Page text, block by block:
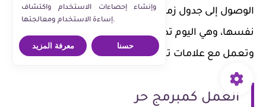
الوصول إلى جدول زمني مخصص للمتعة اليومية لتعليم
نفسها، وهي اليوم تدير عملها الخاص بموارد مستقلة
وتعمل مع علامات تجارية معروفة.
العمل كمبرمج حر
وإنشاء إحصاءات الاستخدام واكتشاف
إساءة الاستخدام ومعالجتها.
معرفة المزيد حسنا